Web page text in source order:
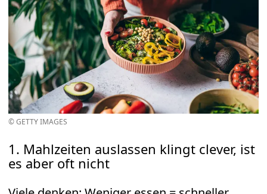
© GETTY IMAGES
1. Mahlzeiten auslassen klingt clever, ist
es aber oft nicht